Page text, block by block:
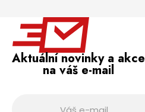
Aktuální novinky a akce
na váš e-mail